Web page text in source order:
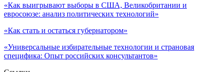
«Как выигрывают выборы в США, Великобритании и
евросоюзе: анализ политических технологий»
«Как стать и остаться губернатором»
«Универсальные избирательные технологии и страновая
специфика: Опыт российских консультантов»